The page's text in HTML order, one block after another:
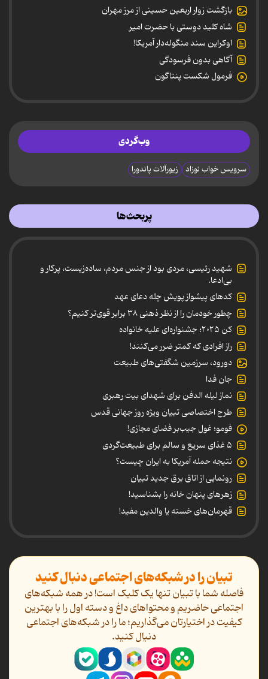
بازگشت زوار اربعین حسینی از مرز مهران
شاه کلید دوستی با حضرت امیر
اوکراین سند منگوله‌دار آمریکا!
آگاهی بدون فرسودگی
فرمول شکست پنتاگون
وب‌گردی
سرویس خواب نوزاد زیورآلات پاندورا
پربحث‌ها
شهید رئیسی، مردی بود از جنس مردم، ساده‌زیست، پرکار و
بی‌ادعا.
کدهای پیشواز پویش چله دعای عهد
چطور خودمان را از نظر ذهنی ۳۸ برابر قوی‌تر کنیم؟
کن ۲۰۲۵؛ جشنواره‌ای علیه خانواده
راز افرادی که کمتر ضرر می‌کنند!
دورود، سرزمین شگفتی‌های طبیعت
جان فدا
نماز لیله الدفن برای شهدای بیت رهبری
طرح اختصاصی تبیان ویژه روز جهانی قدس
فومو؛ غول جیب‌بر فضای مجازی!
۵ غذای سریع و سالم برای طبیعت‌گردی
نتیجه حمله آمریکا به ایران چیست؟
رونمایی از اتاق برق جدید تبیان
زهرهای پنهان خانه را بشناسید!
قهرمان‌های خسته یا والدین مفید!
تبیان را در شبکه‌های اجتماعی دنبال کنید
فاصله شما با تبیان تنها یک کلیک است! در همه شبکه‌های
اجتماعی حاضریم و محتواهای داغ و دسته اول را با بهترین
کیفیت در اختیارتان می‌گذاریم؛ ما را در شبکه‌های اجتماعی
دنیال کنید.